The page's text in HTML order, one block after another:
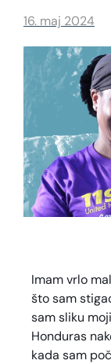
16. maj 2024
Imam vrlo
što sam
sam sliku
Honduras
kada sam